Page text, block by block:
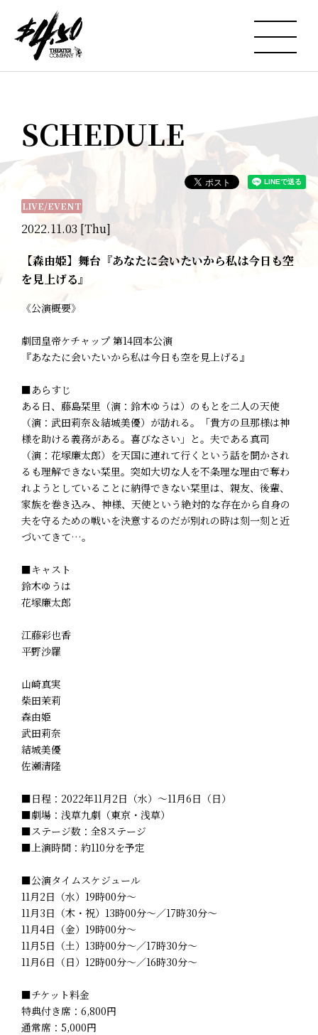
SCHEDULE
2022.11.03 [Thu]
LIVE/EVENT
【森由姫】舞台『あなたに会いたいから私は今日も空
を見上げる』
《公演概要》
劇団皇帝ケチャップ 第14回本公演
『あなたに会いたいから私は今日も空を見上げる』
■あらすじ
ある日、藤島栞里（演：鈴木ゆうは）のもとを二人の天使
（演：武田莉奈＆結城美優）が訪れる。「貴方の旦那様は神
様を助ける義務がある。喜びなさい」と。夫である真司
（演：花塚廉太郎）を天国に連れて行くという話を聞かされ
るも理解できない栞里。突如大切な人を不条理な理由で奪わ
れようとしていることに納得できない栞里は、親友、後輩、
家族を巻き込み、神様、天使という絶対的な存在から自身の
夫を守るための戦いを決意するのだが別れの時は刻一刻と近
づいてきて…。
■キャスト
鈴木ゆうは
花塚廉太郎
江藤彩也香
平野沙羅
山崎真実
柴田茉莉
森由姫
武田莉奈
結城美優
佐瀬清隆
■日程：2022年11月2日（水）～11月6日（日）
■劇場：浅草九劇（東京・浅草）
■ステージ数：全8ステージ
■上演時間：約110分を予定
■公演タイムスケジュール
11月2日（水）19時00分～
11月3日（木・祝）13時00分～／17時30分～
11月4日（金）19時00分～
11月5日（土）13時00分～／17時30分～
11月6日（日）12時00分～／16時30分～
■チケット料金
特典付き席：6,800円
通常席：5,000円